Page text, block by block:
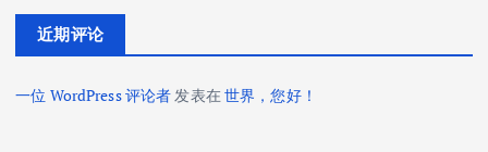
近期评论
一位 WordPress 评论者发表在世界，您好！